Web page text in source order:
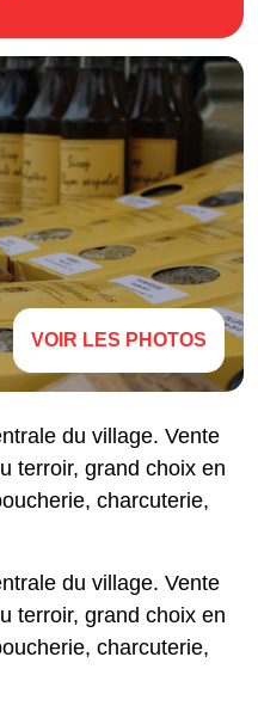
VOIR LES PHOTOS
du village. Vente
terroir, grand choix en
charcuterie,
du village. Vente
terroir, grand choix en
charcuterie,